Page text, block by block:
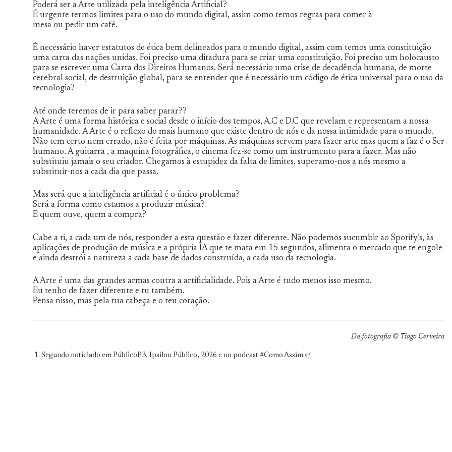
Poderá ser a Arte utilizada pela inteligência Artificial?
É urgente termos limites para o uso do mundo digital, assim como temos regras para comer à
mesa ou pedir um café.
É necessário haver estatutos de ética bem delineados para o mundo digital, assim com temos uma constituição
uma carta das nações unidas. Foi preciso uma ditadura para se criar uma constituição. Foi preciso um holocausto
para se escrever uma Carta dos Direitos Humanos. Será necessário uma crise de decadência humana, de morte
cerebral social, de destruição global, para se entender que é necessário um código de ética universal para o uso da
tecnologia?
Até onde teremos de ir para saber parar??
A Arte é uma forma histórica e social desde o início dos tempos, A.C e D.C que revelam e representam a nossa
humanidade. A Arte é o reflexo do mais humano que existe dentro de nós e da nossa intimidade para o mundo.
Não tem certo nem errado, não é feita por máquinas. As máquinas servem para fazer arte mas quem a faz é o Ser
humano. A guitarra , a maquina fotográfica, o cinema fez-se como um instrumento para a fazer. Mas não
substituiu jamais o seu criador. Chegamos à estupidez da falta de limites, superamo-nos a nós mesmo a
substituir-nos a cada dia que passa.
Mas será que a inteligência artificial é o único problema?
Será a forma como estamos a produzir música?
E quem ouve, quem a compra?
Cabe a ti, a cada um de nós, responder a esta questão e fazer diferente. Não podemos sucumbir ao Spotify’s, às
aplicações de produção de música e a própria IA que te mata em 15 segundos, alimenta o mercado que te engole
e ainda destrói a natureza a cada base de dados construída, a cada uso da tecnologia.
A Arte é uma das grandes armas contra a artificialidade. Pois a Arte é tudo menos isso mesmo.
Eu tenho de fazer diferente e tu também.
Pensa nisso, mas pela tua cabeça e o teu coração.
Da fotografia © Tiago Cerveira
Segundo noticiado em PúblicoP3, Ipsilon Público, 2026 e no podcast #Como Assim ↩︎